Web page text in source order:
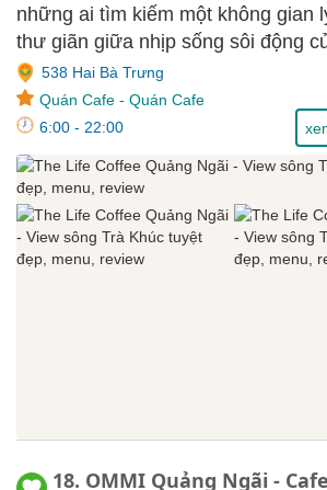
những ai tìm kiếm một không gian
thư giãn giữa nhịp sống sôi động
538 Hai Bà Trưng
Quán Cafe - Quán Cafe
6:00 - 22:00
18. OMMI Quảng Ngãi -